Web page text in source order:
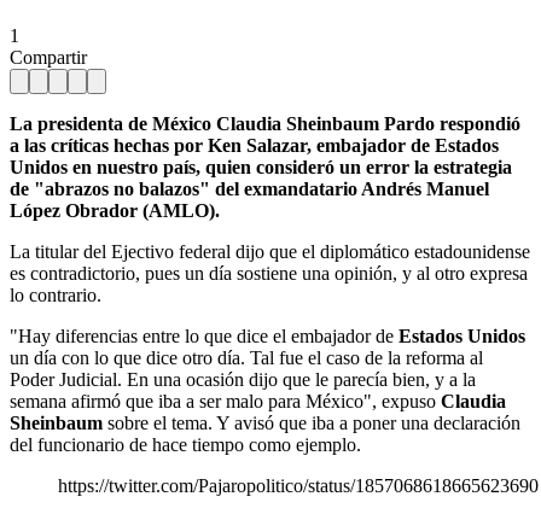
1
Compartir
La presidenta de México Claudia Sheinbaum Pardo respondió
a las críticas hechas por Ken Salazar, embajador de Estados
Unidos en nuestro país, quien consideró un error la estrategia
de "abrazos no balazos" del exmandatario Andrés Manuel
López Obrador (AMLO).
La titular del Ejectivo federal dijo que el diplomático estadounidense
es contradictorio, pues un día sostiene una opinión, y al otro expresa
lo contrario.
"Hay diferencias entre lo que dice el embajador de Estados Unidos
un día con lo que dice otro día. Tal fue el caso de la reforma al
Poder Judicial. En una ocasión dijo que le parecía bien, y a la
semana afirmó que iba a ser malo para México", expuso Claudia
Sheinbaum sobre el tema. Y avisó que iba a poner una declaración
del funcionario de hace tiempo como ejemplo.
https://twitter.com/Pajaropolitico/status/1857068618665623690